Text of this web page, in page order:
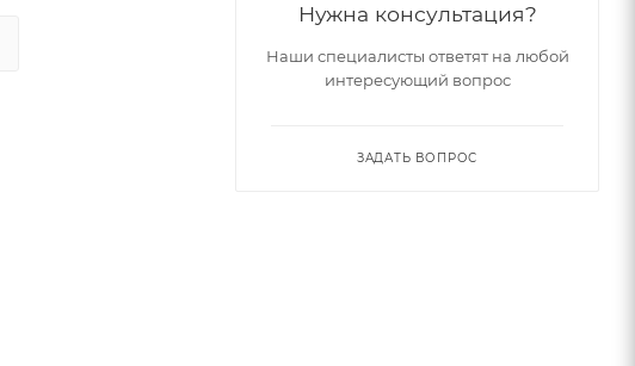
Нужна консультация?
Наши специалисты ответят на любой
интересующий вопрос
ЗАДАТЬ ВОПРОС